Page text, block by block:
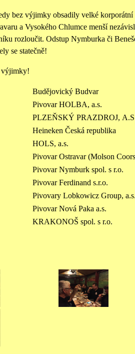
bez výjimky obsadily velké
a Vysokého Chlumce menší
rozloučit. Odstup Nymburka či
se statečně!
výjimky!
Budějovický Budvar
Pivovar HOLBA, a.s.
PLZEŇSKÝ PRAZDROJ,
Heineken Česká republika
HOLS, a.s.
Pivovar Ostravar (Molson
Pivovar Nymburk spol. s r.o.
Pivovar Ferdinand s.r.o.
Pivovary Lobkowicz Group,
Pivovar Nová Paka a.s.
KRAKONOŠ spol. s r.o.